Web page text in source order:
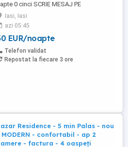
0 cinci SCRIE MESAJ PE
Te așteptam la una dintre
noastre CENTRALE dotate și
spre a te găzdui pe tine sau pe
tai. Prețuri începând de la 140 de lei
în funcție de locație, numărul de
...
Iasi, Iasi
azi 05:45
EUR/noapte
Telefon validat
Repostat la fiecare 3 ore
Residence - 5 min Palas - nou
MODERN - confortabil - ap 2
- factura - 4 oaspeți